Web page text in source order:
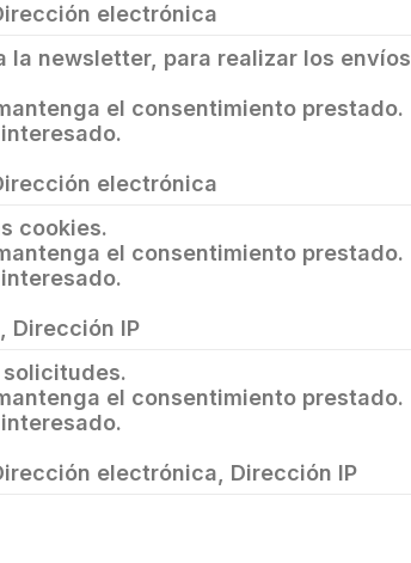
electrónica
la newsletter, para realizar los envíos
el consentimiento prestado.
electrónica
cookies.
el consentimiento prestado.
Dirección IP
el consentimiento prestado.
electrónica, Dirección IP